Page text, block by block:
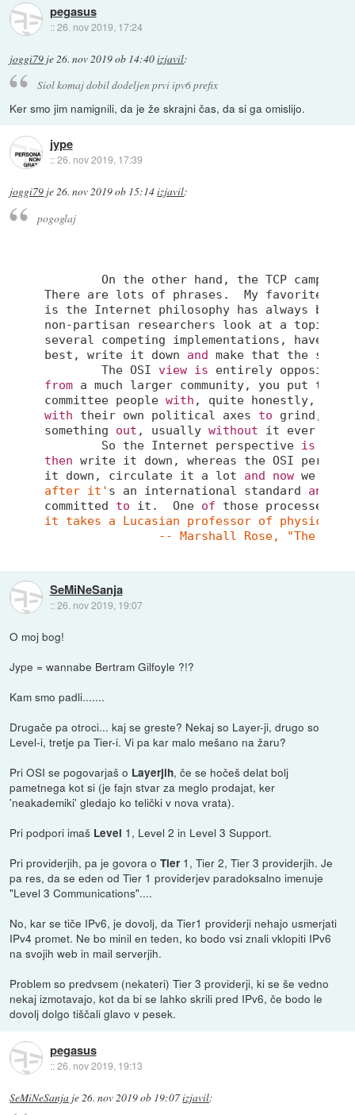
pegasus
::26. nov 2019, 17:24
joggi79 je 26. nov 2019 ob 14:40izjavil:
Siol komaj dobil dodeljen prvi ipv6 prefix
Ker smo jim namignili, da je že skrajni čas, da si ga omislijo.
jype
::26. nov 2019, 17:39
joggi79 je26. nov 2019 ob 15:14izjavil:
pogoglaj
On the other hand, the TCP camp
There are lots of phrases.  My favorite
is the Internet philosophy has always been
non-partisan researchers look at a topic,
several competing implementations, have a
best, write it down and make that the
        The OSI
view is
from a much larger community, you put the
committee people with , quite honestly,
with their own political axes to grind,
something out , usually without it ever
        So the Internet perspective
is
then write it down, whereas the OSI
it down, circulate it a lot and now we'll
after it' s an international standard and
committed to it.  One of those processes
it takes a Lucasian professor of physics
SeMiNeSanja
::26. nov 2019, 19:07
O moj bog!
Jype = wannabe Bertram Gilfoyle ?!?
Kam smo padli.......
Drugače pa otroci... kaj se greste? Nekaj so Layer-ji, drugo so
Level-i, tretje pa Tier-i. Vi pa kar malo mešano na žaru?
Pri OSI se pogovarjaš o Layerjih, če se hočeš delat bolj
pametnega kot si (je fajn stvar za meglo prodajat, ker
'neakademiki' gledajo ko telički v nova vrata).
Pri podpori imaš Level 1, Level 2 in Level 3 Support.
Pri providerjih, pa je govora oTier 1, Tier 2, Tier 3 providerjih. Je
pa res, da se eden od Tier 1 providerjev paradoksalno imenuje
"Level 3 Communications"....
No, kar se tiče IPv6, je dovolj, da Tier1 providerji nehajo usmerjati
IPv4 promet. Ne bo minil en teden, ko bodo vsi znali vklopiti IPv6
na svojih web in mail serverjih.
Problem so predvsem (nekateri) Tier 3 providerji, ki se še vedno
nekaj izmotavajo, kot da bi se lahko skrili pred IPv6, če bodo le
dovolj dolgo tiščali glavo v pesek.
pegasus
::26. nov 2019, 19:13
SeMiNeSanja je 26. nov 2019 ob 19:07izjavil: